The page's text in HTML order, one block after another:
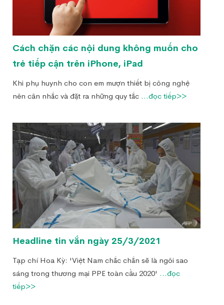
Cách chặn các nội dung không muốn cho
trẻ tiếp cận trên iPhone, iPad
Khi phụ huynh cho con em mượn thiết bị công nghệ
nên cân nhắc và đặt ra những quy tắc ...đọc tiếp>>
Headline tin vắn ngày 25/3/2021
Tạp chí Hoa Kỳ: 'Việt Nam chắc chắn sẽ là ngôi sao
sáng trong thương mại PPE toàn cầu 2020' ...đọc
tiếp>>